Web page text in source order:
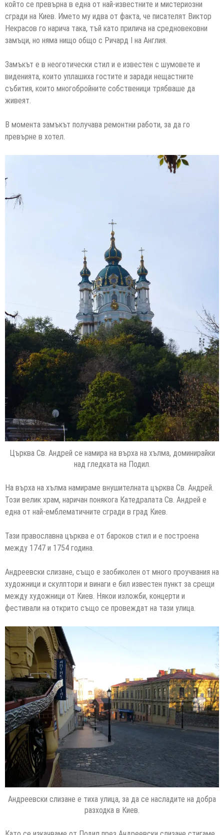
който се превърна в една от най-известните и мистериозни
сгради на Киев. Името му идва от факта, че писателят Виктор
Некрасов го нарича така, тъй като прилича на средновековни
замъци, но няма нищо общо с Ричард I на Англия.
Замъкът е в неоготически стил и е известен с шумовете и
виденията, които уплашиха гостите и заради нещастните
събития, които многобройните собственици трябваше да
живеят.
В момента замъкът получава ремонтни работи, за да го
превърне в хотел.
Църква Св. Андрей се намира на върха на хълма, доминирайки
над гледката на Подил.
На върха на хълма намираме внушителната църква Св. Андрей.
Този велик храм, наричан понякога Катедралата Св. Андрей е
една от най-емблематичните сгради в град Киев.
Тази православна църква е от бароков стил и е построена
между 1747 и 1754 година.
Андреевски слизане, също е заобиколен от много проучвания на
художници и скулптори и винаги е бил известен пункт за срещи
между художници от Киев. Някои изложби, концерти и
фестивали на открито също се провеждат на тази улица.
Андреевски слизане е тиха улица, за да се насладите на добра
разходка в Киев.